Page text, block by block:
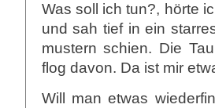
Was soll ich tun?, hörte
und sah tief in ein
mustern schien. Die
flog davon. Da ist mir
Will man etwas